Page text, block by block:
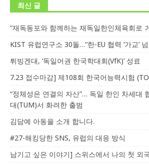
최신 글
“재독동포와 함께하는 재독일한인체육회로
KIST 유럽연구소 30돌…“한-EU 협력 ‘가교’
튀빙겐대, ‘독일어권 한국학대회(VfK)’ 성료
7.23 접수마감] 제108회 한국어능력시험
“정체성은 연결의 자산”… 독일 한인 차세대
대(TUM)서 화려한 출범
김담예 아동을 소개 합니다.
#27-해킹당한 SNS, 유럽의 대응 방식
남기고 싶은 이야기] 스위스에서 나의 첫 외